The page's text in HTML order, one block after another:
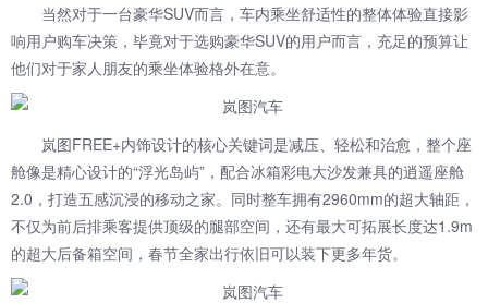
当然对于一台豪华SUV而言，车内乘坐舒适性的整体体验直接影
响用户购车决策，毕竟对于选购豪华SUV的用户而言，充足的预算让
他们对于家人朋友的乘坐体验格外在意。
岚图FREE+内饰设计的核心关键词是减压、轻松和治愈，整个座
舱像是精心设计的“浮光岛屿”，配合冰箱彩电大沙发兼具的逍遥座舱
2.0，打造五感沉浸的移动之家。同时整车拥有2960mm的超大轴距，
不仅为前后排乘客提供顶级的腿部空间，还有最大可拓展长度达1.9m
的超大后备箱空间，春节全家出行依旧可以装下更多年货。